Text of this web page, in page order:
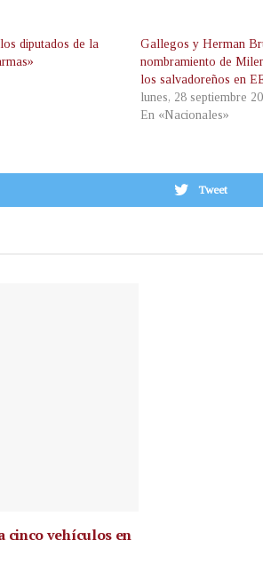
diputados de la
Gallegos y Herman
nombramiento de
los salvadoreños en
lunes, 28 septiembre
En «Nacionales»
Tweet
cinco vehículos en